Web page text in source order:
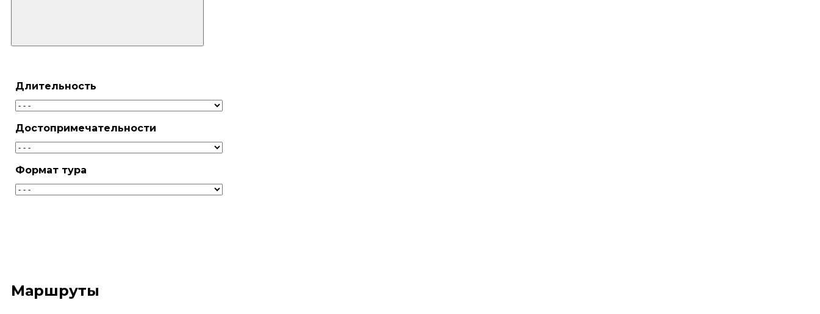
Краснодарский край
Красноярский край
Марий Эл
Москва и окрестности
Пермский край
Санкт-Петербург и Ленинградская область
Длительность
Достопримечательности
Формат тура
Маршруты